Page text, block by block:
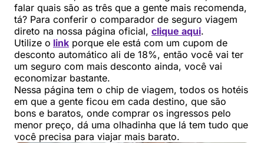
falar quais são as três que a gente mais recomenda,
tá? Para conferir o comparador de seguro viagem
direto na nossa página oficial, clique aqui.
Utilize o link porque ele está com um cupom de
desconto automático ali de 18%, então você vai ter
um seguro com mais desconto ainda, você vai
economizar bastante.
Nessa página tem o chip de viagem, todos os hotéis
em que a gente ficou em cada destino, que são
bons e baratos, onde comprar os ingressos pelo
menor preço, dá uma olhadinha que lá tem tudo que
você precisa para viajar mais barato.